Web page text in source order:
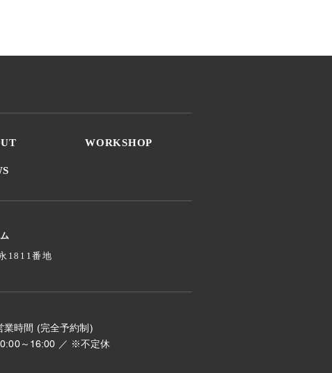
WORKSHOP
1811番地
業時間 (完全予約制)
～16:00 ／ ※不定休